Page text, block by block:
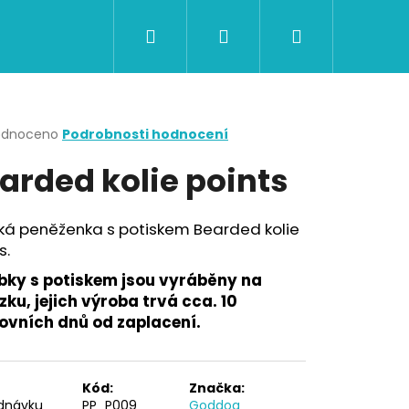
CERTIFIKÁTY A POUKAZY BAZAR
Přihlášení
Podrobnosti hodnocení
kolie points
peněženka s potiskem Bearded kolie
s potiskem jsou vyráběny na
jejich výroba trvá cca. 10
dnů od zaplacení.
Kód:
PP_P009
Značka:
Goddog
Následující